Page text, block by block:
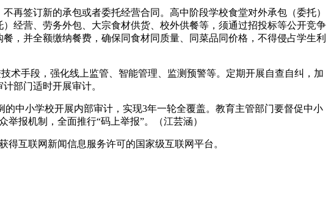
签订新的承包或者委托经营合同。高中阶段学校食堂对外承包（委托）
经营、劳务外包、大宗食材供货、校外供餐等，须通过招投标等公开竞争
，并全额缴纳餐费，确保同食材同质量、同菜品同价格，不得侵占学生利
手段，强化线上监管、智能管理、监测预警等。定期开展自查自纠，加
部门适时开展审计。
中小学校开展内部审计，实现3年一轮全覆盖。教育主管部门要督促中小
报机制，全面推行“码上举报”。（江芸涵）
互联网新闻信息服务许可的国家级互联网平台。